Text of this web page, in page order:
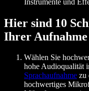
Hier sind 10
Ihrer Aufnahme
Wählen Sie
hohe Audioqualität
Sprachaufnahme zu
hochwertiges